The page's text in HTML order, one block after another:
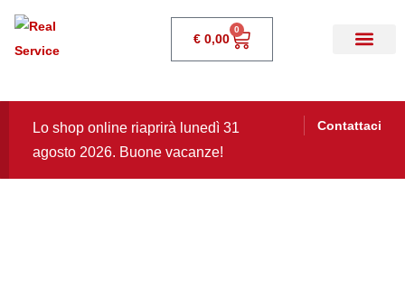
€ 0,00
0
Contattaci
Lo shop online riaprirà lunedì 31
agosto 2026. Buone vacanze!